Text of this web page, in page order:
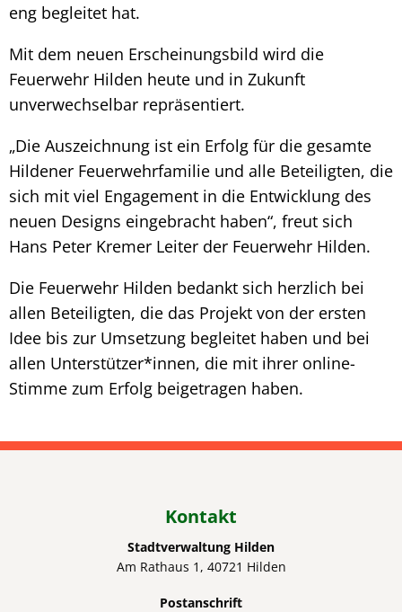
eng begleitet hat.
Mit dem neuen Erscheinungsbild wird die
Feuerwehr Hilden heute und in Zukunft
unverwechselbar repräsentiert.
„Die Auszeichnung ist ein Erfolg für die gesamte
Hildener Feuerwehrfamilie und alle Beteiligten, die
sich mit viel Engagement in die Entwicklung des
neuen Designs eingebracht haben“, freut sich
Hans Peter Kremer Leiter der Feuerwehr Hilden.
Die Feuerwehr Hilden bedankt sich herzlich bei
allen Beteiligten, die das Projekt von der ersten
Idee bis zur Umsetzung begleitet haben und bei
allen Unterstützer*innen, die mit ihrer online-
Stimme zum Erfolg beigetragen haben.
Kontakt
Stadtverwaltung Hilden
Am Rathaus 1, 40721 Hilden
Postanschrift